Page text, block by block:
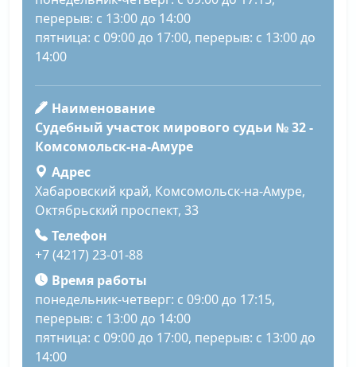
перерыв: с 13:00 до 14:00
пятница: с 09:00 до 17:00, перерыв: с 13:00 до
14:00
Наименование
Судебный участок мирового судьи № 32 -
Комсомольск-на-Амуре
Адрес
Хабаровский край, Комсомольск-на-Амуре,
Октябрьский проспект, 33
Телефон
+7 (4217) 23-01-88
Время работы
понедельник-четверг: с 09:00 до 17:15,
перерыв: с 13:00 до 14:00
пятница: с 09:00 до 17:00, перерыв: с 13:00 до
14:00